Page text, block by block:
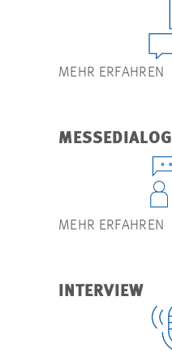
MEHR ERFAHREN
MESSEDIALOG
MEHR ERFAHREN
INTERVIEW